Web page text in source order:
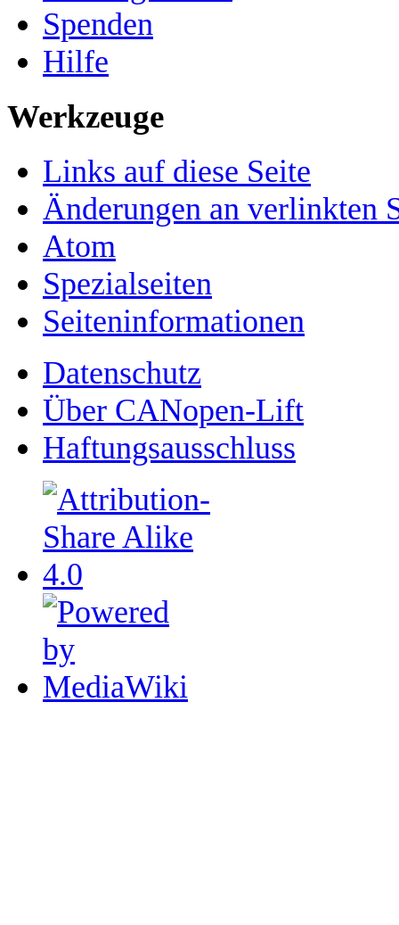
Spenden
Hilfe
Werkzeuge
Links auf diese Seite
Änderungen an verlinkten
Atom
Spezialseiten
Seiten­­informationen
Datenschutz
Über CANopen-Lift
Haftungsausschluss